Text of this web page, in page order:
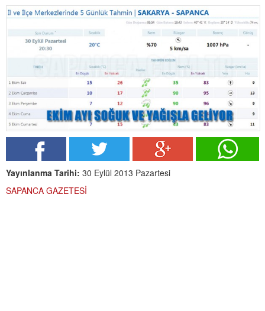
Yayınlanma Tarihi: 30 Eylül 2013 Pazartesi
SAPANCA GAZETESİ